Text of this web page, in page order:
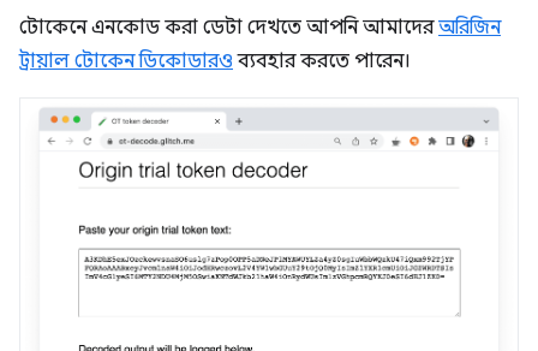
টোকেনে এনকোড করা ডেটা দেখতে আপনি আমাদেরঅরিজিন
ট্রায়াল টোকেন ডিকোডারও ব্যবহার করতে পারেন।